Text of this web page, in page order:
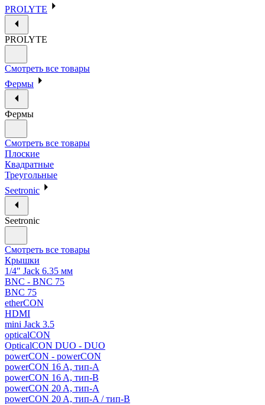
PROLYTE
PROLYTE
Смотреть все товары
Фермы
Фермы
Смотреть все товары
Плоские
Квадратные
Треугольные
Seetronic
Seetronic
Смотреть все товары
Крышки
1/4" Jack 6.35 мм
BNC - BNC 75
BNC 75
etherCON
HDMI
mini Jack 3.5
opticalCON
OpticalCON DUO - DUO
powerCON - powerCON
powerCON 16 A, тип-A
powerCON 16 A, тип-B
powerCON 20 A, тип-A
powerCON 20 A, тип-A / тип-В